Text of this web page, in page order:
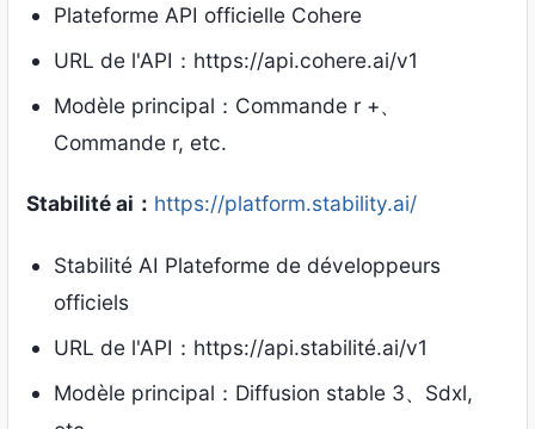
Plateforme API officielle Cohere
URL de l'API：https://api.cohere.ai/v1
Modèle principal：Commande r +、
Commande r, etc.
Stabilité ai： https://platform.stability.ai/
Stabilité AI Plateforme de développeurs
officiels
URL de l'API：https://api.stabilité.ai/v1
Modèle principal：Diffusion stable 3、Sdxl,